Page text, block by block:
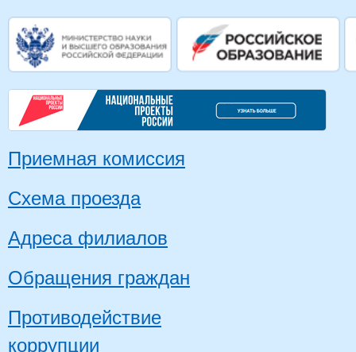
Приемная комиссия
Схема проезда
Адреса филиалов
Обращения граждан
Противодействие
коррупции